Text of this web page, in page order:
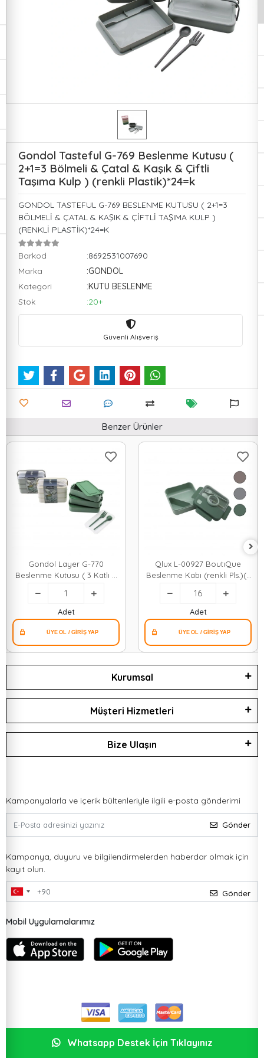
Gondol Tasteful G-769 Beslenme Kutusu (
2+1=3 Bölmeli & Çatal & Kaşık & Çiftli
Taşıma Kulp ) (renkli Plastik)*24=k
GONDOL TASTEFUL G-769 BESLENME KUTUSU ( 2+1=3
BÖLMELİ & ÇATAL & KAŞIK & ÇİFTLİ TAŞIMA KULP )
(RENKLİ PLASTİK)*24=K
Barkod
:8692531007690
Marka
:GONDOL
Kategori
:KUTU BESLENME
Stok
:20+
Güvenli Alışveriş
Benzer Ürünler
Gondol Layer G-770
Beslenme Kutusu ( 3 Katlı X
420ml & Çatal & Kaşık & Tekli
Taşıma Kulp ) (renkli
Plastik)*24
Adet
Qlux L-00927 BoutıQue
Beslenme Kabı (renkli Pls.)(2
Bölme) (1250ml)(pls.çatal-
kaşık) (s.contalı & Şeffaf
Kaşıklıklı Kapak)*16=k
Adet
Kurumsal
Müşteri Hizmetleri
Bize Ulaşın
Kampanyalarla ve içerik bültenleriyle ilgili e-posta gönderimi
Gönder
Kampanya, duyuru ve bilgilendirmelerden haberdar olmak için
kayıt olun.
Gönder
Mobil Uygulamalarımız
Whatsapp Destek İçin Tıklayınız